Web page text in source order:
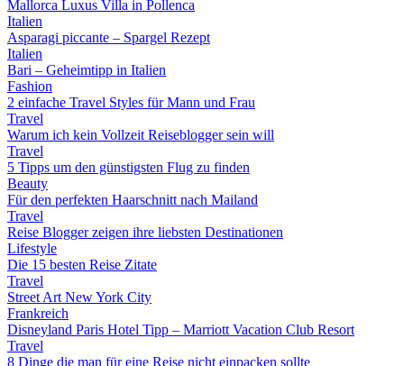
Mallorca Luxus Villa in Pollenca
Italien
Asparagi piccante – Spargel Rezept
Italien
Bari – Geheimtipp in Italien
Fashion
2 einfache Travel Styles für Mann und Frau
Travel
Warum ich kein Vollzeit Reiseblogger sein will
Travel
5 Tipps um den günstigsten Flug zu finden
Beauty
Für den perfekten Haarschnitt nach Mailand
Travel
Reise Blogger zeigen ihre liebsten Destinationen
Lifestyle
Die 15 besten Reise Zitate
Travel
Street Art New York City
Frankreich
Disneyland Paris Hotel Tipp – Marriott Vacation Club Resort
Travel
8 Dinge die man für eine Reise nicht einpacken sollte